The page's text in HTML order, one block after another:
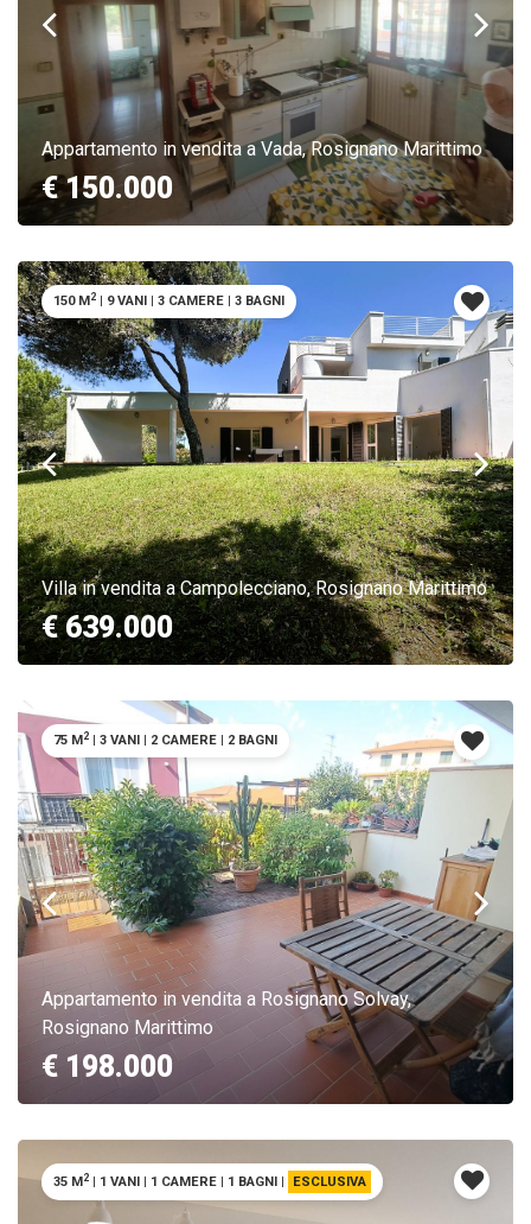
Appartamento in vendita a Vada, Rosignano Marittimo
€ 150.000
Villa in vendita a Campolecciano, Rosignano Marittimo
€ 639.000
150 M2 | 9 VANI | 3 CAMERE | 3 BAGNI
Appartamento in vendita a Rosignano Solvay,
Rosignano Marittimo
€ 198.000
75 M2 | 3 VANI | 2 CAMERE | 2 BAGNI
35 M2 | 1 VANI | 1 CAMERE | 1 BAGNI | ESCLUSIVA